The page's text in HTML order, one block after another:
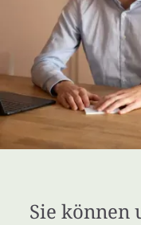
Sie können